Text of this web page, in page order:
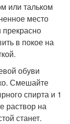
или тальком
место
прекрасно
в покое на
обуви
Смешайте
спирта и 1
раствор на
станет.